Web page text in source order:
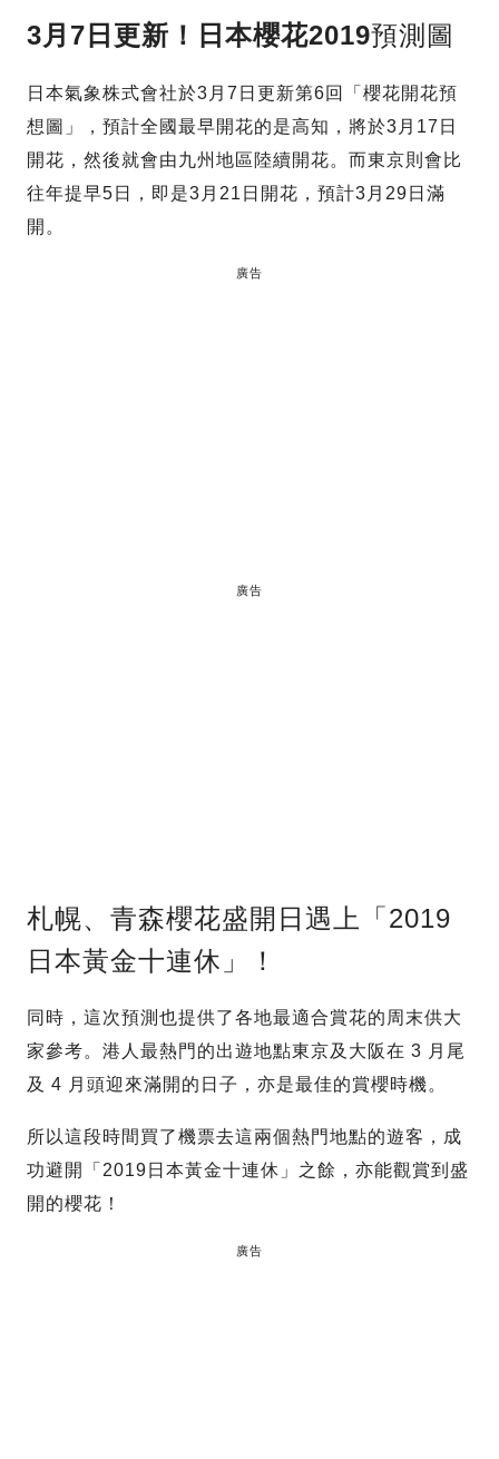
3月7日更新！日本櫻花2019預測圖
日本氣象株式會社於3月7日更新第6回「櫻花開花預
想圖」，預計全國最早開花的是高知，將於3月17日
開花，然後就會由九州地區陸續開花。而東京則會比
往年提早5日，即是3月21日開花，預計3月29日滿
開。
廣告
廣告
札幌、青森櫻花盛開日遇上「2019
日本黃金十連休」！
同時，這次預測也提供了各地最適合賞花的周末供大
家參考。港人最熱門的出遊地點東京及大阪在 3 月尾
及 4 月頭迎來滿開的日子，亦是最佳的賞櫻時機。
所以這段時間買了機票去這兩個熱門地點的遊客，成
功避開「2019日本黃金十連休」之餘，亦能觀賞到盛
開的櫻花！
廣告